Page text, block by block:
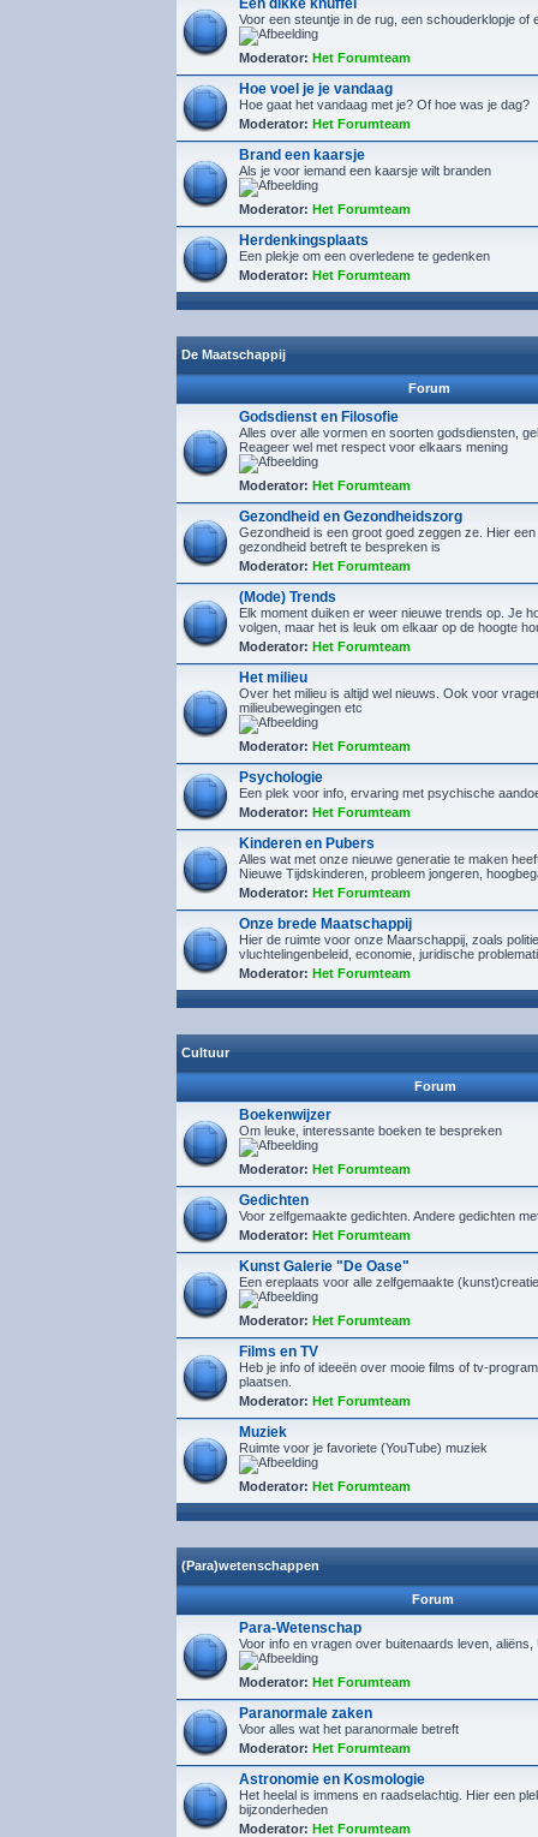
Een dikke knuffel
Voor een steuntje in de rug, een schouderklopje of
Moderator: Het Forumteam
Hoe voel je je vandaag
Hoe gaat het vandaag met je? Of hoe was je dag?
Moderator: Het Forumteam
Brand een kaarsje
Als je voor iemand een kaarsje wilt branden
Moderator: Het Forumteam
Herdenkingsplaats
Een plekje om een overledene te gedenken
Moderator: Het Forumteam
De Maatschappij
Forum
Godsdienst en Filosofie
Alles over alle vormen en soorten godsdiensten,
Reageer wel met respect voor elkaars mening
Moderator: Het Forumteam
Gezondheid en Gezondheidszorg
Gezondheid is een groot goed zeggen ze. Hier
gezondheid betreft te bespreken is
Moderator: Het Forumteam
(Mode) Trends
Elk moment duiken er weer nieuwe trends op. Je
volgen, maar het is leuk om elkaar op de hoogte
Moderator: Het Forumteam
Het milieu
Over het milieu is altijd wel nieuws. Ook voor
milieubewegingen etc
Moderator: Het Forumteam
Psychologie
Een plek voor info, ervaring met psychische
Moderator: Het Forumteam
Kinderen en Pubers
Alles wat met onze nieuwe generatie te maken
Nieuwe Tijdskinderen, probleem jongeren,
Moderator: Het Forumteam
Onze brede Maatschappij
Hier de ruimte voor onze Maarschappij, zoals
vluchtelingenbeleid, economie, juridische
Moderator: Het Forumteam
Cultuur
Forum
Boekenwijzer
Om leuke, interessante boeken te bespreken
Moderator: Het Forumteam
Gedichten
Voor zelfgemaakte gedichten. Andere gedichten
Moderator: Het Forumteam
Kunst Galerie "De Oase"
Een ereplaats voor alle zelfgemaakte
Moderator: Het Forumteam
Films en TV
Heb je info of ideeën over mooie films of tv-
plaatsen.
Moderator: Het Forumteam
Muziek
Ruimte voor je favoriete (YouTube) muziek
Moderator: Het Forumteam
(Para)wetenschappen
Forum
Para-Wetenschap
Voor info en vragen over buitenaards leven, aliëns,
Moderator: Het Forumteam
Paranormale zaken
Voor alles wat het paranormale betreft
Moderator: Het Forumteam
Astronomie en Kosmologie
Het heelal is immens en raadselachtig. Hier een
bijzonderheden
Moderator: Het Forumteam